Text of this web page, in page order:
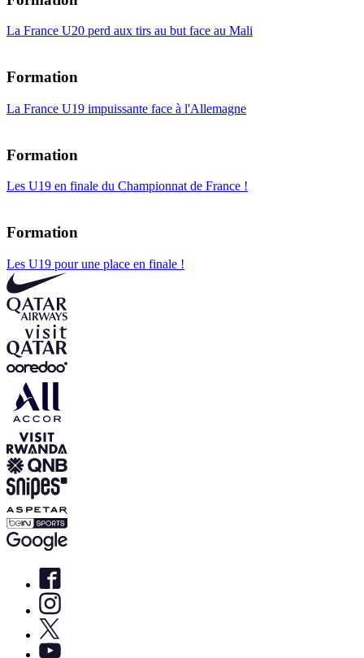
La France U20 perd aux tirs au but face au Mali
Formation
La France U19 impuissante face à l'Allemagne
Formation
Les U19 en finale du Championnat de France !
Formation
Les U19 pour une place en finale !